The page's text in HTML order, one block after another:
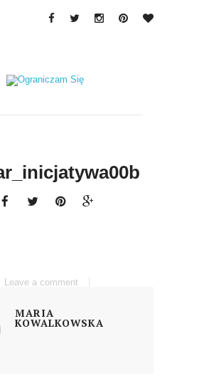
Leave a comment
MARIA
KOWALKOWSKA